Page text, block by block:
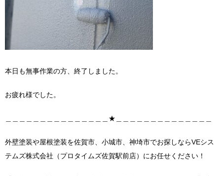
本日も無事作業の方、終了しました。
お疲れ様でした。
＿＿＿＿＿＿＿＿＿＿＿＿＿＿＿★＿＿＿＿＿＿＿＿＿＿＿＿＿＿
外壁塗装や屋根塗装を佐賀市、小城市、神埼市でお探しならVEシス
テムズ株式会社（プロタイムズ佐賀駅前店）にお任せください！